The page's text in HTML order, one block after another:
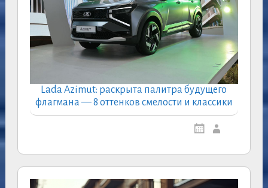
Lada Azimut: раскрыта палитра будущего
флагмана — 8 оттенков смелости и классики